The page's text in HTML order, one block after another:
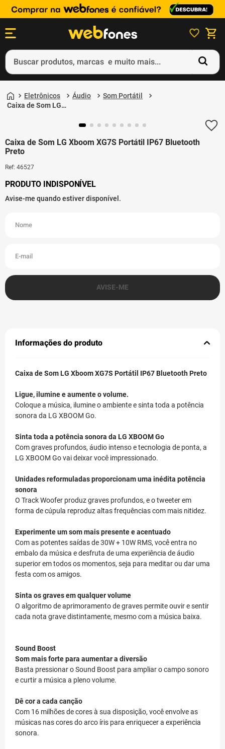
Buscar produtos, marcas e muito mais...
Eletrônicos Áudio
Som Portátil
Caixa de Som LG
Caixa de Som LG Xboom XG7S Portátil IP67 Bluetooth
Preto
Ref: 46527
Informações do produto
Caixa de Som LG Xboom XG7S Portátil IP67 Bluetooth Preto
Ligue, ilumine e aumente o volume.
Coloque a música, ilumine o ambiente e sinta toda a potência
sonora da LG XBOOM Go.
Sinta toda a potência sonora da LG XBOOM Go
Com graves profundos, áudio intenso e tecnologia de ponta, a
LG XBOOM Go vai deixar você impressionado.
Unidades reformuladas proporcionam uma inédita potência
sonora
O Track Woofer produz graves profundos, e o tweeter em
forma de cúpula reproduz altas frequências com mais nitidez.
Experimente um som mais presente e acentuado
Com as potentes saídas de 30W + 10W RMS, você entra no
embalo da música e desfruta de uma experiência de áudio
superior em todos os momentos, seja para meditar ou dar uma
festa com os amigos.
Sinta os graves em qualquer volume
O algoritmo de aprimoramento de graves permite ouvir e sentir
cada nota grave distintamente, mesmo com a música baixa.
Sound Boost
Som mais forte para aumentar a diversão
Basta pressionar o Sound Boost para ampliar o campo sonoro
e curtir a música a pleno volume.
Dê cor a cada canção
Com 16 milhões de cores à sua disposição, você envolve as
músicas nas cores do arco íris para enriquecer a experiência
sonora.
1º
ps5
3º
ps4
4º